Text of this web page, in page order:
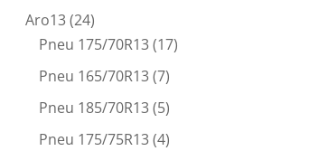
Aro13(24)
Pneu 175/70R13(17)
Pneu 165/70R13(7)
Pneu 185/70R13(5)
Pneu 175/75R13(4)